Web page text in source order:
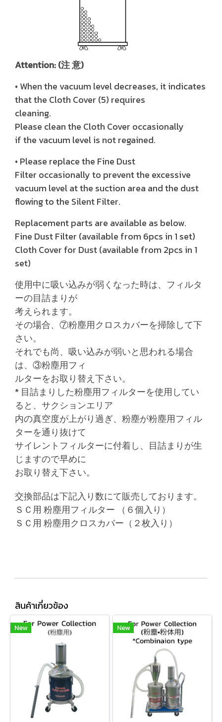
Attention: (注 意)
• When the vacuum level decreases, it indicates
that the Cloth Cover (5) requires
cleaning.
Please clean the Cloth Cover occasionally
if the vacuum level is not regained.
• Please replace the Fine Dust
Filter occasionally to prevent the excessive
vacuum level at the suction area and the dust
flowing to the Silent Filter.
Replacement parts are available as below.
Fine Dust Filter (available from 6pcs in 1 set)
Cloth Cover for Dust (available from 2pcs in 1
set)
使用中に吸い込みが弱くなった時は、フィルタ
ーの目詰まりが
考えられます。
その場合、⑦粉塵用クロスカバーを掃除して下
さい。
それでも尚、吸い込みが弱いと思われる場合
は、③粉塵用フィ
ルターをお取り替え下さい。
* 目詰まりした粉塵用フィルターを使用してい
ると、サクションエリア
内の真空度が上がり過ぎ、粉塵が粉塵用フィル
ターを通り抜けて
サイレントフィルターに付着し、目詰まりが生
じますので早めに
お取り替え下さい。
交換部品は下記入り数にて販売しております。
ＳＣ用 粉塵用フィルター （６個入り）
ＳＣ用 粉塵用クロスカバー（２枚入り）
สินค้าเกี่ยวข้อง
New New